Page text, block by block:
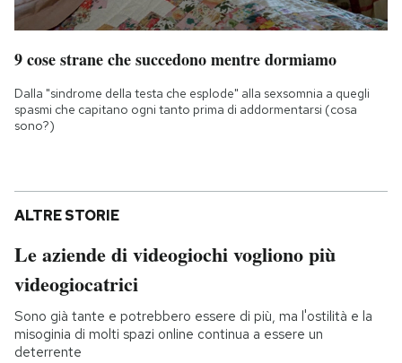
9 cose strane che succedono mentre dormiamo
Dalla "sindrome della testa che esplode" alla sexsomnia a quegli
spasmi che capitano ogni tanto prima di addormentarsi (cosa
sono?)
ALTRE STORIE
Le aziende di videogiochi vogliono più
videogiocatrici
Sono già tante e potrebbero essere di più, ma l'ostilità e la
misoginia di molti spazi online continua a essere un
deterrente